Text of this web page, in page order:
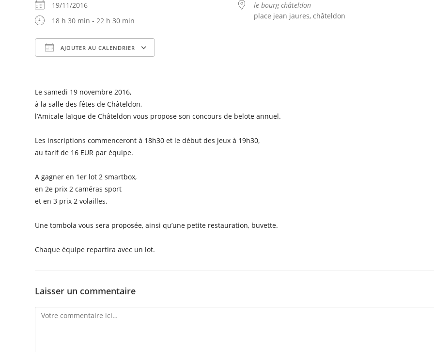
19/11/2016
18 h 30 min - 22 h 30 min
AJOUTER AU CALENDRIER
le bourg châteldon
place jean jaures, châteldon
Le samedi 19 novembre 2016,
à la salle des fêtes de Châteldon,
l’Amicale laïque de Châteldon vous propose son concours de belote annuel.
Les inscriptions commenceront à 18h30 et le début des jeux à 19h30,
au tarif de 16 EUR par équipe.
A gagner en 1er lot 2 smartbox,
en 2e prix 2 caméras sport
et en 3 prix 2 volailles.
Une tombola vous sera proposée, ainsi qu’une petite restauration, buvette.
Chaque équipe repartira avec un lot.
Laisser un commentaire